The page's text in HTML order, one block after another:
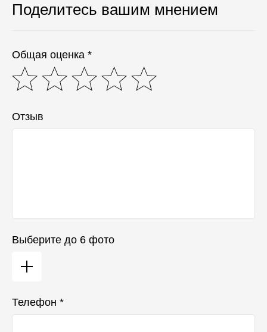
Поделитесь вашим мнением
Общая оценка *
Отзыв
Выберите до 6 фото
Телефон *